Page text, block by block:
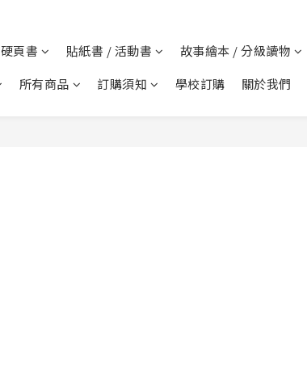
硬頁書 貼紙書 / 活動書 故事繪本 / 分級讀物
所有商品 訂購須知 學校訂購 關於我們